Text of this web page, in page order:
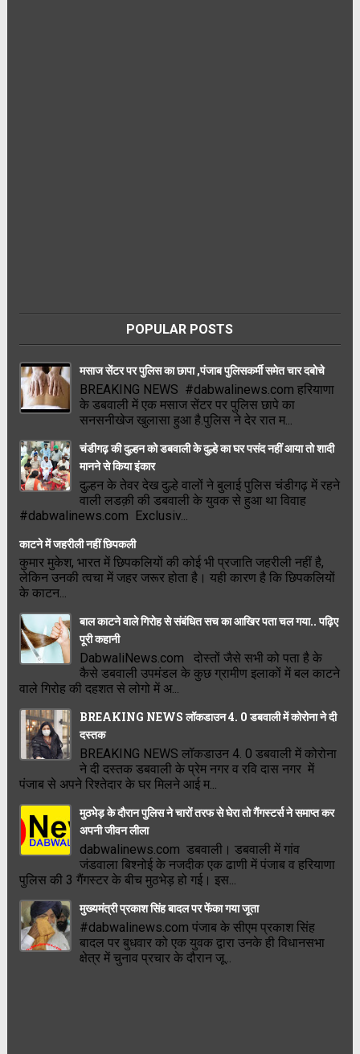
POPULAR POSTS
मसाज सेंटर पर पुलिस का छापा ,पंजाब पुलिसकर्मी समेत चार दबोचे
BREAKING NEWS #dabwalinews.com हरियाणा
के डबवाली में एक मसाज सेंटर पर पुलिस छापे का
सनसनीखेज खुलासा हुआ है.पुलिस ने देर रात म...
चंडीगढ़ की दुल्हन को डबवाली के दुल्हे का घर पसंद नहीं आया तो शादी
मानने से किया इंकार
दुल्हन के तेवर देख दुल्हे वालों ने बुलाई पुलिस चंडीगढ़ में रहने
वाली लडक़ी की डबवाली के युवक से हुआ था विवाह
#dabwalinews.com Exclusiv...
काटने में जहरीली नहीं छिपकली
कुमार मुकेश, भारत में छिपकलियों की कोई भी प्रजाति जहरीली नहीं है,
लेकिन उनकी त्वचा में जहर जरूर होता है। यही कारण है कि छिपकलियों
के काटन...
बाल काटने वाले गिरोह से संबंधित सच का आखिर पता चल गया.. पढ़िए
पूरी कहानी
DabwaliNews.com दोस्तों जैसे सभी को पता है के
कैसे डबवाली उपमंडल के कुछ ग्रामीण इलाकों में बल काटने
वाले गिरोह की दहशत से लोगो में अ...
BREAKING NEWS लॉकडाउन 4. 0 डबवाली में कोरोना ने दी
दस्तक
BREAKING NEWS लॉकडाउन 4. 0 डबवाली में कोरोना
ने दी दस्तक डबवाली के प्रेम नगर व रवि दास नगर में
पंजाब से अपने रिश्तेदार के घर मिलने आई म...
मुठभेड़ के दौरान पुलिस ने चारों तरफ से घेरा तो गैंगस्टर्स ने समाप्त कर
अपनी जीवन लीला
dabwalinews.com डबवाली। डबवाली में गांव
जंडवाला बिश्नोई के नजदीक एक ढाणी में पंजाब व हरियाणा
पुलिस की 3 गैंगस्टर के बीच मुठभेड़ हो गई। इस...
मुख्यमंत्री प्रकाश सिंह बादल पर फेंका गया जूता
#dabwalinews.com पंजाब के सीएम प्रकाश सिंह
बादल पर बुधवार को एक युवक द्वारा उनके ही विधानसभा
क्षेत्र में चुनाव प्रचार के दौरान जू...